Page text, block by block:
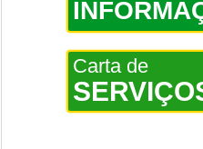
Carta de